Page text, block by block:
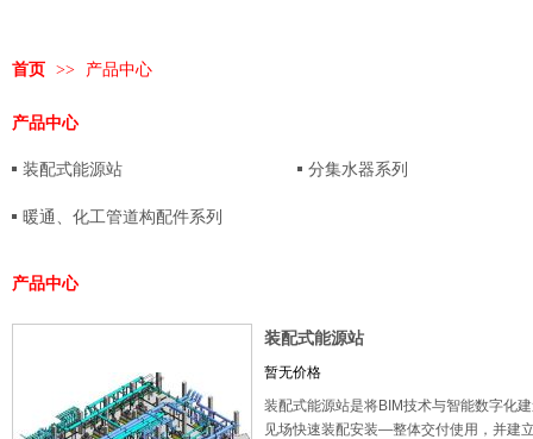
首页 >> 产品中心
产品中心
装配式能源站 分集水器系列
暖通、化工管道构配件系列
产品中心
装配式能源站
暂无价格
装配式能源站是将BIM技术与智能数字
见场快速装配安装—整体交付使用，并建